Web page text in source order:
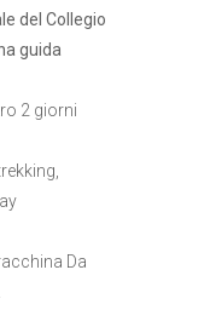
del Collegio
guida
2 giorni
Da